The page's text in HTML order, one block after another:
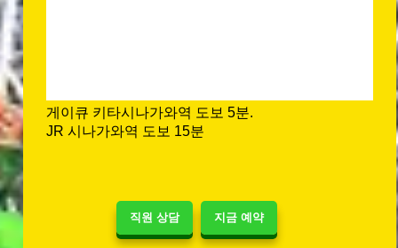
직원 상담 지금 예약
게이큐 키타시나가와역 도보 5분.
JR 시나가와역 도보 15분